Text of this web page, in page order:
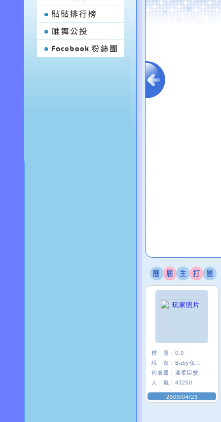
標 題： 0.0
玩 家： Baby兔ㄦ
伺服器： 溫柔巨蟹
人 氣： 43250
2009/04/23